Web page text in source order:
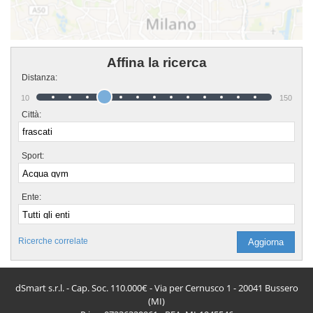
Affina la ricerca
Distanza:
10 150
Città:
Sport:
Ente:
Ricerche correlate
dSmart s.r.l. - Cap. Soc. 110.000€ - Via per Cernusco 1 - 20041 Bussero
(MI)